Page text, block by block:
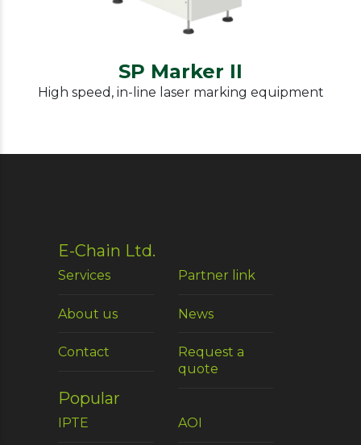
SP Marker II
High speed, in-line laser marking equipment
E-Chain Ltd.
Services Partner link
About us News
Contact
Request a
quote
Popular
IPTE AOI